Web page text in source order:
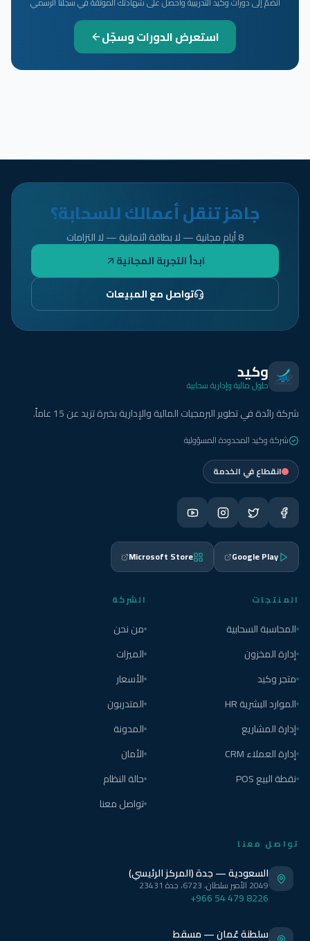
استعرض الدورات وسجّل
جاهز تنقل أعمالك للسحابة؟
8 أيام مجانية — لا بطاقة ائتمانية — لا التزامات
ابدأ التجربة المجانية
تواصل مع المبيعات
وكيد
حلول مالية وإدارية سحابية
شركة رائدة في تطوير البرمجيات المالية والإدارية بخبرة تزيد عن 15 عاماً.
شركة وكيد المحدودة المسؤولية
انقطاع في الخدمة
Google Play
Microsoft Store
المنتجات
المحاسبة السحابية
إدارة المخزون
متجر وكيد
الموارد البشرية HR
إدارة المشاريع
إدارة العملاء CRM
نقطة البيع POS
الشركة
من نحن
الميزات
الأسعار
المتدربون
المدونة
الأمان
حالة النظام
تواصل معنا
تواصل معنا
السعودية — جدة (المركز الرئيسي)
2049 الأمير سلطان، 6723، جدة 23431
+966 54 479 8226
سلطنة عُمان — مسقط